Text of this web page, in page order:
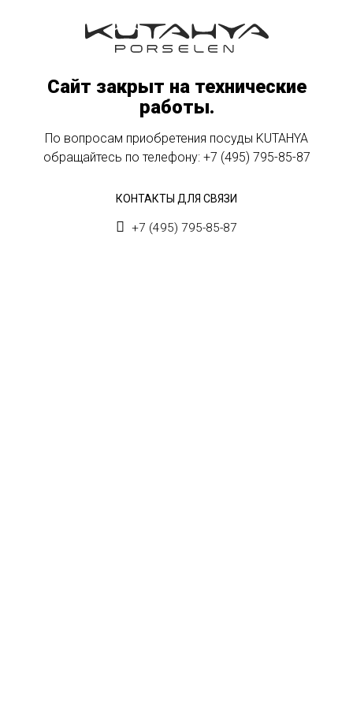
Сайт закрыт на технические
работы.
По вопросам приобретения посуды KUTAHYA
обращайтесь по телефону: +7 (495) 795-85-87
КОНТАКТЫ ДЛЯ СВЯЗИ
+7 (495) 795-85-87